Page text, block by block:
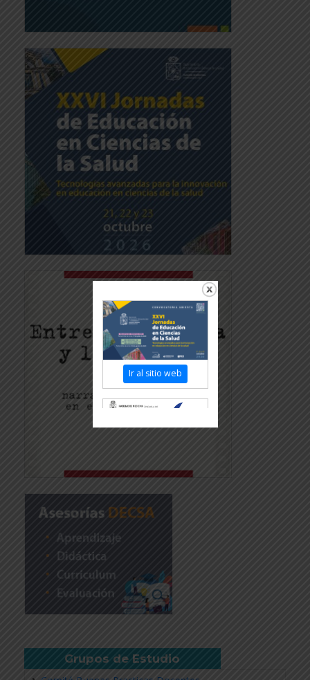
Grupos de Estudio
Ir al sitio web
Revisar más